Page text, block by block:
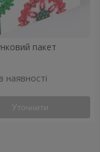
пакет
наявності
Уточнити